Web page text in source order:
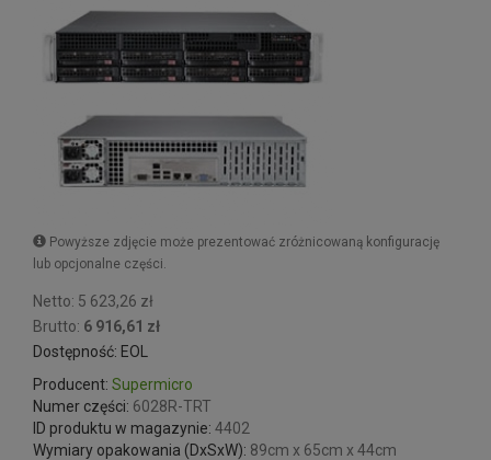
Powyższe zdjęcie może prezentować zróżnicowaną konfigurację
lub opcjonalne części.
Netto: 5 623,26 zł
Brutto: 6 916,61 zł
Dostępność: EOL
Producent: Supermicro
Numer części: 6028R-TRT
ID produktu w magazynie: 4402
Wymiary opakowania (DxSxW): 89cm x 65cm x 44cm